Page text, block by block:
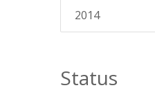
2014
Status